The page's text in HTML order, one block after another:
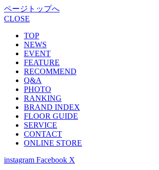
ページトップへ
CLOSE
TOP
NEWS
EVENT
FEATURE
RECOMMEND
Q&A
PHOTO
RANKING
BRAND INDEX
FLOOR GUIDE
SERVICE
CONTACT
ONLINE STORE
instagram Facebook X